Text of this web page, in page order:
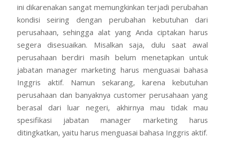
ini dikarenakan sangat memungkinkan terjadi perubahan
kondisi seiring dengan perubahan kebutuhan dari
perusahaan, sehingga alat yang Anda ciptakan harus
segera disesuaikan. Misalkan saja, dulu saat awal
perusahaan berdiri masih belum menetapkan untuk
jabatan manager marketing harus menguasai bahasa
Inggris aktif. Namun sekarang, karena kebutuhan
perusahaan dan banyaknya customer perusahaan yang
berasal dari luar negeri, akhirnya mau tidak mau
spesifikasi jabatan manager marketing harus
ditingkatkan, yaitu harus menguasai bahasa Inggris aktif.